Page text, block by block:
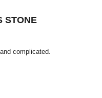
STONE
complicated.